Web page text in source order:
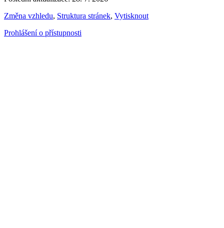
Změna vzhledu, Struktura stránek, Vytisknout
Prohlášení o přístupnosti